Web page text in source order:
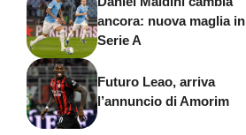
ancora: nuova maglia in
Serie A
Futuro Leao, arriva
l’annuncio di Amorim